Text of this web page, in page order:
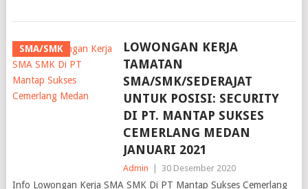
SMA/SMK
LOWONGAN KERJA
TAMATAN
SMA/SMK/SEDERAJAT
UNTUK POSISI: SECURITY
DI PT. MANTAP SUKSES
CEMERLANG MEDAN
JANUARI 2021
Admin 30 Desember 2020
Info Lowongan Kerja SMA SMK Di PT Mantap Sukses Cemerlang